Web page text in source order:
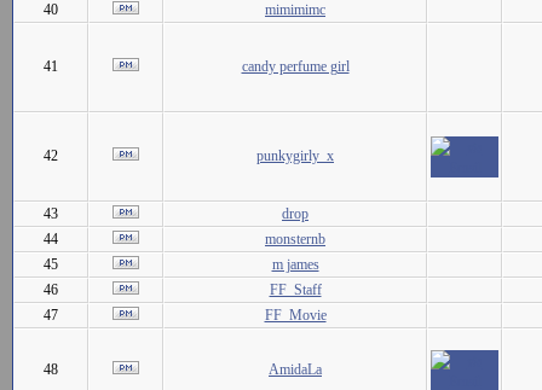
40
mimimimc
41 candy perfume girl
42 punkygirly_x
43
drop
44
monsternb
45
m james
46
FF_Staff
47
FF_Movie
48 AmidaLa